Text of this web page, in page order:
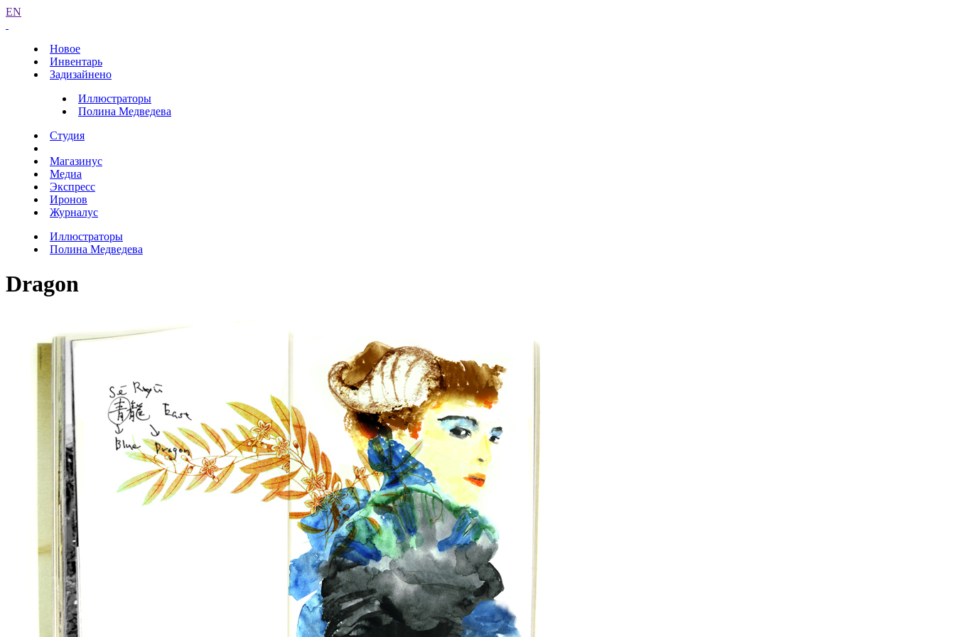
EN
Новое
Инвентарь
Задизайнено
Иллюстраторы
Полина Медведева
Студия
Магазинус
Медиа
Экспресс
Иронов
Журналус
Иллюстраторы
Полина Медведева
Dragon